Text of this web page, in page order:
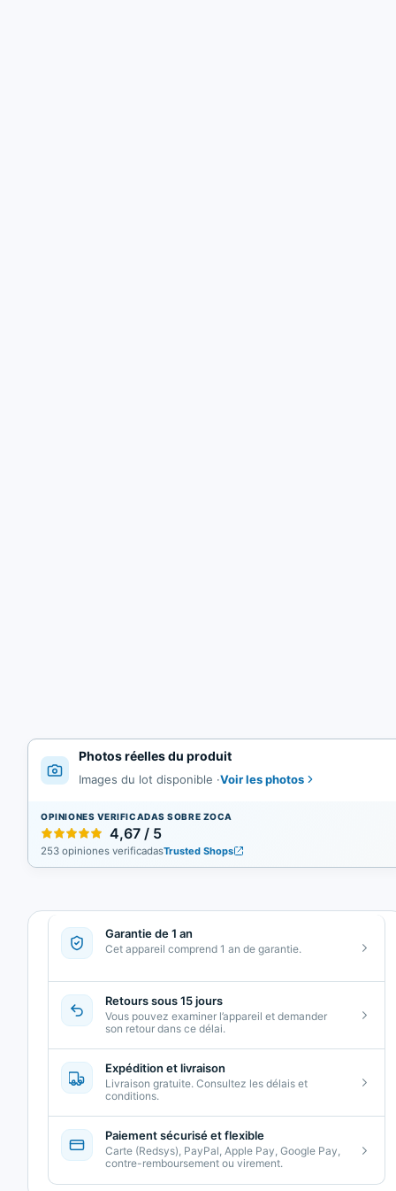
Photos réelles du produit
Images du lot disponible ·Voir les photos
OPINIONES VERIFICADAS SOBRE ZOCA
4,67 / 5
253 opiniones verificadasTrusted Shops
Garantie de 1 an
Cet appareil comprend 1 an de garantie.
Retours sous 15 jours
Vous pouvez examiner l’appareil et demander
son retour dans ce délai.
Expédition et livraison
Livraison gratuite. Consultez les délais et
conditions.
Paiement sécurisé et flexible
Carte (Redsys), PayPal, Apple Pay, Google Pay,
contre-remboursement ou virement.